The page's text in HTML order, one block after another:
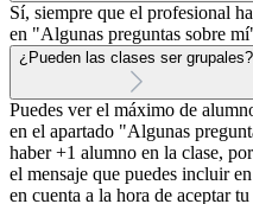
Sí, siempre que el profesional
en "Algunas preguntas sobre
¿Pueden las clases ser grupales?
Puedes ver el máximo de
en el apartado "Algunas
haber +1 alumno en la clase,
el mensaje que puedes incluir
en cuenta a la hora de aceptar